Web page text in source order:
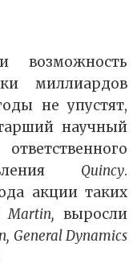
возможность
миллиардов
не упустят,
научный
Quincy.
акции таких
Martin, выросли
General Dynamics